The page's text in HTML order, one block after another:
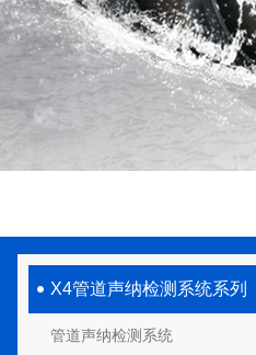
X4管道声纳检测系统系列
管道声纳检测系统